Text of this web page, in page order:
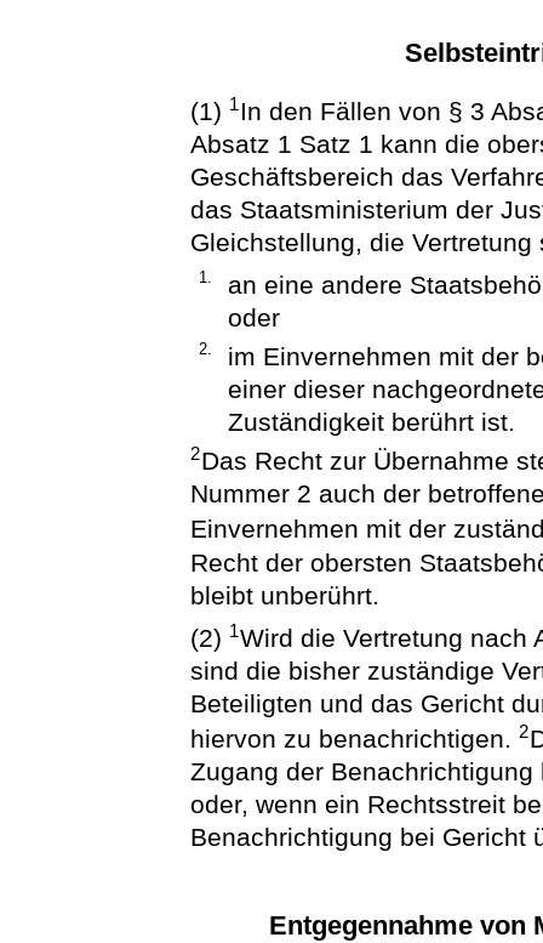
(1) 1 In den Fällen von § 3
Absatz 1 Satz 1 kann die
Geschäftsbereich das
das Staatsministerium der
Gleichstellung, die
1.
an eine andere
oder
2.
im Einvernehmen mit der
einer dieser
Zuständigkeit berührt ist.
2Das Recht zur Übernahme
Nummer 2 auch der
Einvernehmen mit der
Recht der obersten
bleibt unberührt.
(2) 1Wird die Vertretung nach
sind die bisher zuständige
Beteiligten und das Gericht
hiervon zu benachrichtigen.2
Zugang der
oder, wenn ein Rechtsstreit
Benachrichtigung bei Gericht
Entgegennahme von